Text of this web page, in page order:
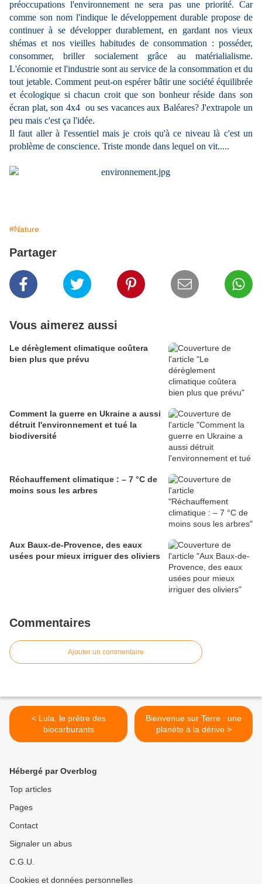
préoccupations l'environnement ne sera pas une priorité. Car
comme son nom l'indique le développement durable propose de
continuer à se développer durablement, en gardant nos vieux
shémas et nos vieilles habitudes de consommation : posséder,
consommer, briller socialement grâce au matérialialisme.
L'économie et l'industrie sont au service de la consommation et du
tout jetable. Comment peut-on espérer bâtir une société équilibrée
et écologique si chacun croit que son bonheur réside dans son
écran plat, son 4x4 ou ses vacances aux Baléares? J'extrapole un
peu mais c'est ça l'idée.
Il faut aller à l'essentiel mais je crois qu'à ce niveau là c'est un
problème de conscience. Triste monde dans lequel on vit.....
#Nature
Partager
Vous aimerez aussi
Le dérèglement climatique coûtera
bien plus que prévu
Comment la guerre en Ukraine a aussi
détruit l'environnement et tué la
biodiversité
Réchauffement climatique : – 7 °C de
moins sous les arbres
Aux Baux-de-Provence, des eaux
usées pour mieux irriguer des oliviers
Commentaires
Ajouter un commentaire
< Lula, le prêtre des
biocarburants
Bienvenue sur Terre : une
planète à la dérive >
Hébergé par Overblog
Top articles
Pages
Contact
Signaler un abus
C.G.U.
Cookies et données personnelles